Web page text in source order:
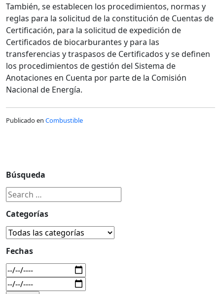
También, se establecen los procedimientos, normas y
reglas para la solicitud de la constitución de Cuentas de
Certificación, para la solicitud de expedición de
Certificados de biocarburantes y para las
transferencias y traspasos de Certificados y se definen
los procedimientos de gestión del Sistema de
Anotaciones en Cuenta por parte de la Comisión
Nacional de Energía.
Publicado en Combustible
Búsqueda
Categorías
Fechas